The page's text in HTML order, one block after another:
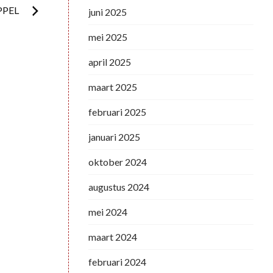
juni 2025
mei 2025
april 2025
maart 2025
februari 2025
januari 2025
oktober 2024
augustus 2024
mei 2024
maart 2024
februari 2024